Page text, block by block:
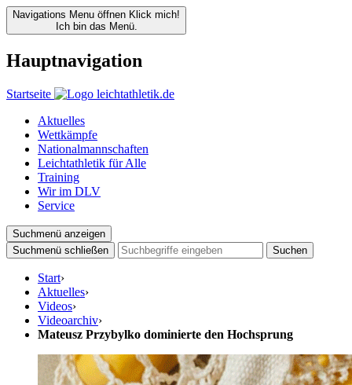
Navigations Menu öffnen Klick mich!
Ich bin das Menü.
Hauptnavigation
Startseite
Aktuelles
Wettkämpfe
Nationalmannschaften
Leichtathletik für Alle
Training
Wir im DLV
Service
Suchmenü anzeigen
Suchmenü schließen
Suchen
Start›
Aktuelles›
Videos›
Videoarchiv›
Mateusz Przybylko dominierte den Hochsprung